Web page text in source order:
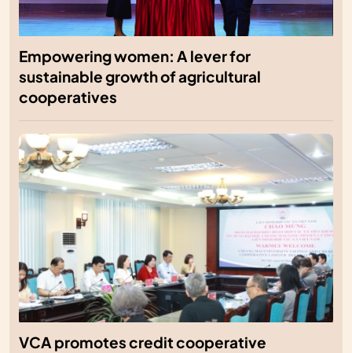
Empowering women: A lever for
sustainable growth of agricultural
cooperatives
VCA promotes credit cooperative